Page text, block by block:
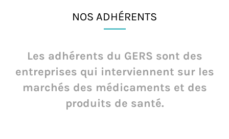
NOS ADHÉRENTS
Les adhérents du GERS sont des
entreprises qui interviennent sur les
marchés des médicaments et des
produits de santé.